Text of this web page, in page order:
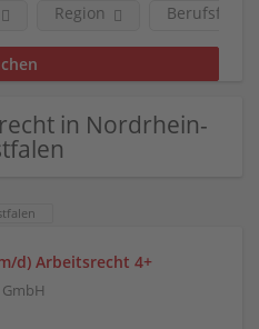
Berufsfeld
Region
in Nordrhein-
d) Arbeitsrecht 4+